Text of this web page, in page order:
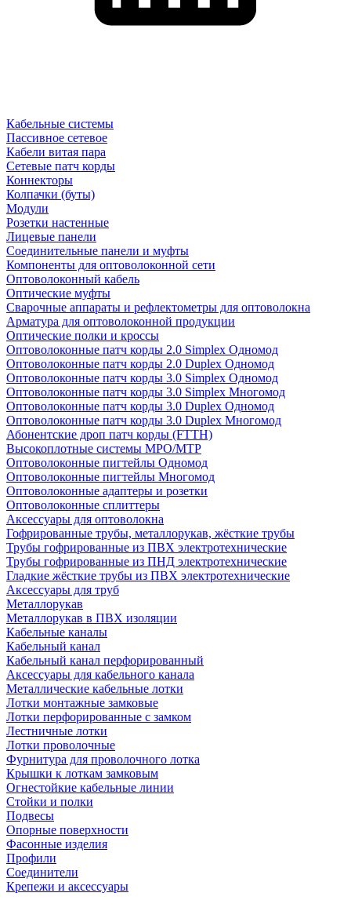
Кабельные системы
Пассивное сетевое
Кабели витая пара
Сетевые патч корды
Коннекторы
Колпачки (буты)
Модули
Розетки настенные
Лицевые панели
Соединительные панели и муфты
Компоненты для оптоволоконной сети
Оптоволоконный кабель
Оптические муфты
Сварочные аппараты и рефлектометры для оптоволокна
Арматура для оптоволоконной продукции
Оптические полки и кроссы
Оптоволоконные патч корды 2.0 Simplex Одномод
Оптоволоконные патч корды 2.0 Duplex Одномод
Оптоволоконные патч корды 3.0 Simplex Одномод
Оптоволоконные патч корды 3.0 Simplex Многомод
Оптоволоконные патч корды 3.0 Duplex Одномод
Оптоволоконные патч корды 3.0 Duplex Многомод
Абонентские дроп патч корды (FTTH)
Высокоплотные системы MPO/MTP
Оптоволоконные пигтейлы Одномод
Оптоволоконные пигтейлы Многомод
Оптоволоконные адаптеры и розетки
Оптоволоконные сплиттеры
Аксессуары для оптоволокна
Гофрированные трубы, металлорукав, жёсткие трубы
Трубы гофрированные из ПВХ электротехнические
Трубы гофрированные из ПНД электротехнические
Гладкие жёсткие трубы из ПВХ электротехнические
Аксессуары для труб
Металлорукав
Металлорукав в ПВХ изоляции
Кабельные каналы
Кабельный канал
Кабельный канал перфорированный
Аксессуары для кабельного канала
Металлические кабельные лотки
Лотки монтажные замковые
Лотки перфорированные с замком
Лестничные лотки
Лотки проволочные
Фурнитура для проволочного лотка
Крышки к лоткам замковым
Огнестойкие кабельные линии
Стойки и полки
Подвесы
Опорные поверхности
Фасонные изделия
Профили
Соединители
Крепежи и аксессуары